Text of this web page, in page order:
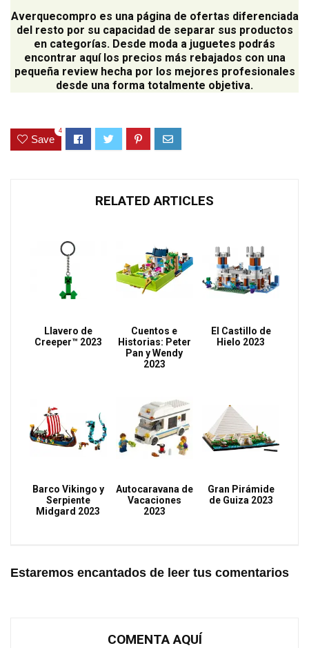
Averquecompro es una página de ofertas diferenciada
del resto por su capacidad de separar sus productos
en categorías. Desde moda a juguetes podrás
encontrar aquí los precios más rebajados con una
pequeña review hecha por los mejores profesionales
desde una forma totalmente objetiva.
Save
4
RELATED ARTICLES
Llavero de
Creeper™ 2023
Cuentos e
Historias: Peter
Pan y Wendy
2023
El Castillo de
Hielo 2023
Barco Vikingo y
Serpiente
Midgard 2023
Autocaravana de
Vacaciones
2023
Gran Pirámide
de Guiza 2023
Estaremos encantados de leer tus comentarios
COMENTA AQUÍ